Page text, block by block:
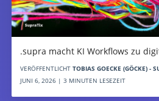
.supra macht KI Workflows zu
VERÖFFENTLICHT TOBIAS GOECKE (GÖCKE) -
JUNI 6, 2026 | 3 MINUTEN LESEZEIT